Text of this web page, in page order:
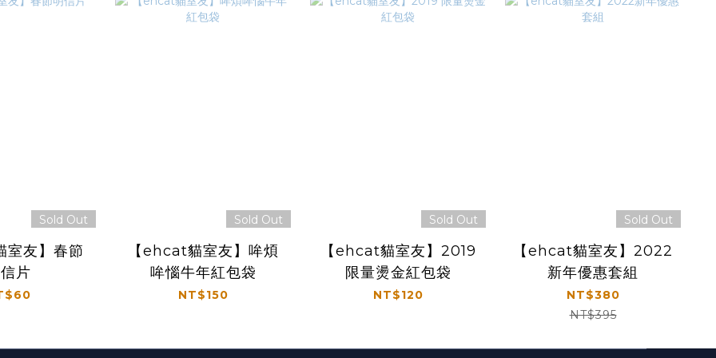
Sold Out
室友】春節
片
Sold Out
【ehcat貓室友】哞煩
哞惱牛年紅包袋
NT$150
Sold Out
【ehcat貓室友】2019
限量燙金紅包袋
NT$120
Sold Out
【ehcat貓室友】2022
新年優惠套組
NT$380
NT$395